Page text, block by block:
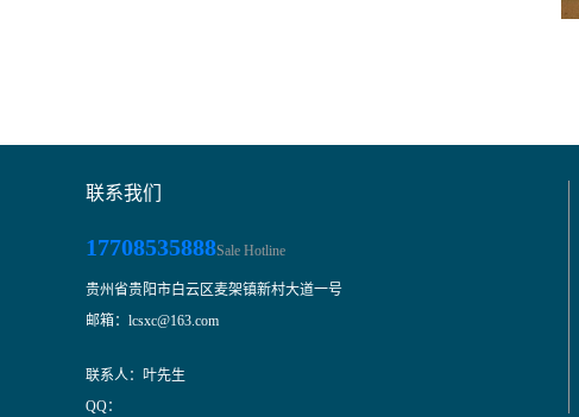
联系我们
17708535888Sale Hotline
贵州省贵阳市白云区麦架镇新村大道一号
邮箱：lcsxc@163.com
联系人：叶先生
QQ：